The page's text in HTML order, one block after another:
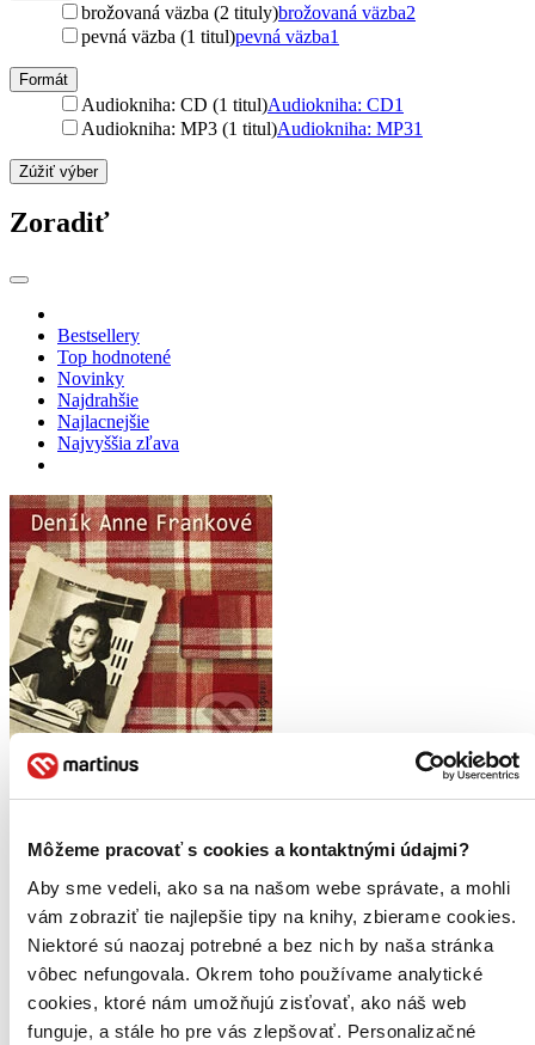
Môžeme pracovať s cookies a kontaktnými údajmi?
Aby sme vedeli, ako sa na našom webe správate, a mohli
vám zobraziť tie najlepšie tipy na knihy, zbierame cookies.
Niektoré sú naozaj potrebné a bez nich by naša stránka
vôbec nefungovala. Okrem toho používame analytické
cookies, ktoré nám umožňujú zisťovať, ako náš web
funguje, a stále ho pre vás zlepšovať. Personalizačné
brožovaná väzba (2 tituly)brožovaná väzba2
pevná väzba (1 titul)pevná väzba1
Formát
Audiokniha: CD (1 titul)Audiokniha: CD1
Audiokniha: MP3 (1 titul)Audiokniha: MP31
Zúžiť výber
Zoradiť
Bestsellery
Top hodnotené
Novinky
Najdrahšie
Najlacnejšie
Najvyššia zľava
Audiokniha
Deník Anne Frankové
Anna Franková
U příležitosti svých 13. narozenin 12. června 1942 dostala Anne
památníček, červenobíle károvaný sešit v plátěné vazbě, a rozhodla
se, že si povede deník. Koncipovala ho zajímavým způsobem –
zvolila formu dopisů fiktivní přítel
Audiokniha MP3 na stiahnutie
Predaj skončil